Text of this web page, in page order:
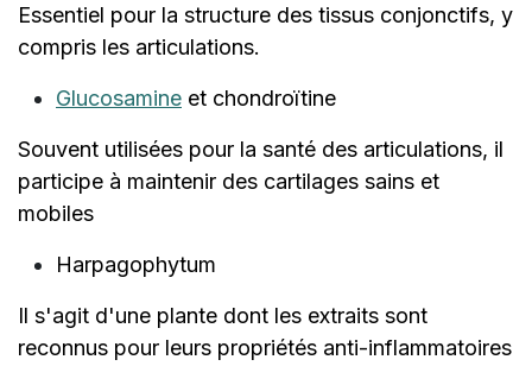
Essentiel pour la structure des tissus conjonctifs, y
compris les articulations.
Glucosamine et chondroïtine
Souvent utilisées pour la santé des articulations, il
participe à maintenir des cartilages sains et
mobiles
Harpagophytum
Il s'agit d'une plante dont les extraits sont
reconnus pour leurs propriétés anti-inflammatoires